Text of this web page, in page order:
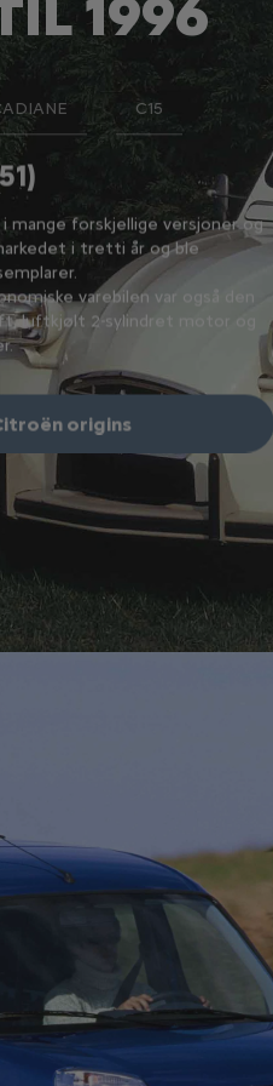
1996
mange forskjellige versjoner og
i tretti år og ble
varebilen var også den
luftkjølt 2-sylindret motor og
origins
C15